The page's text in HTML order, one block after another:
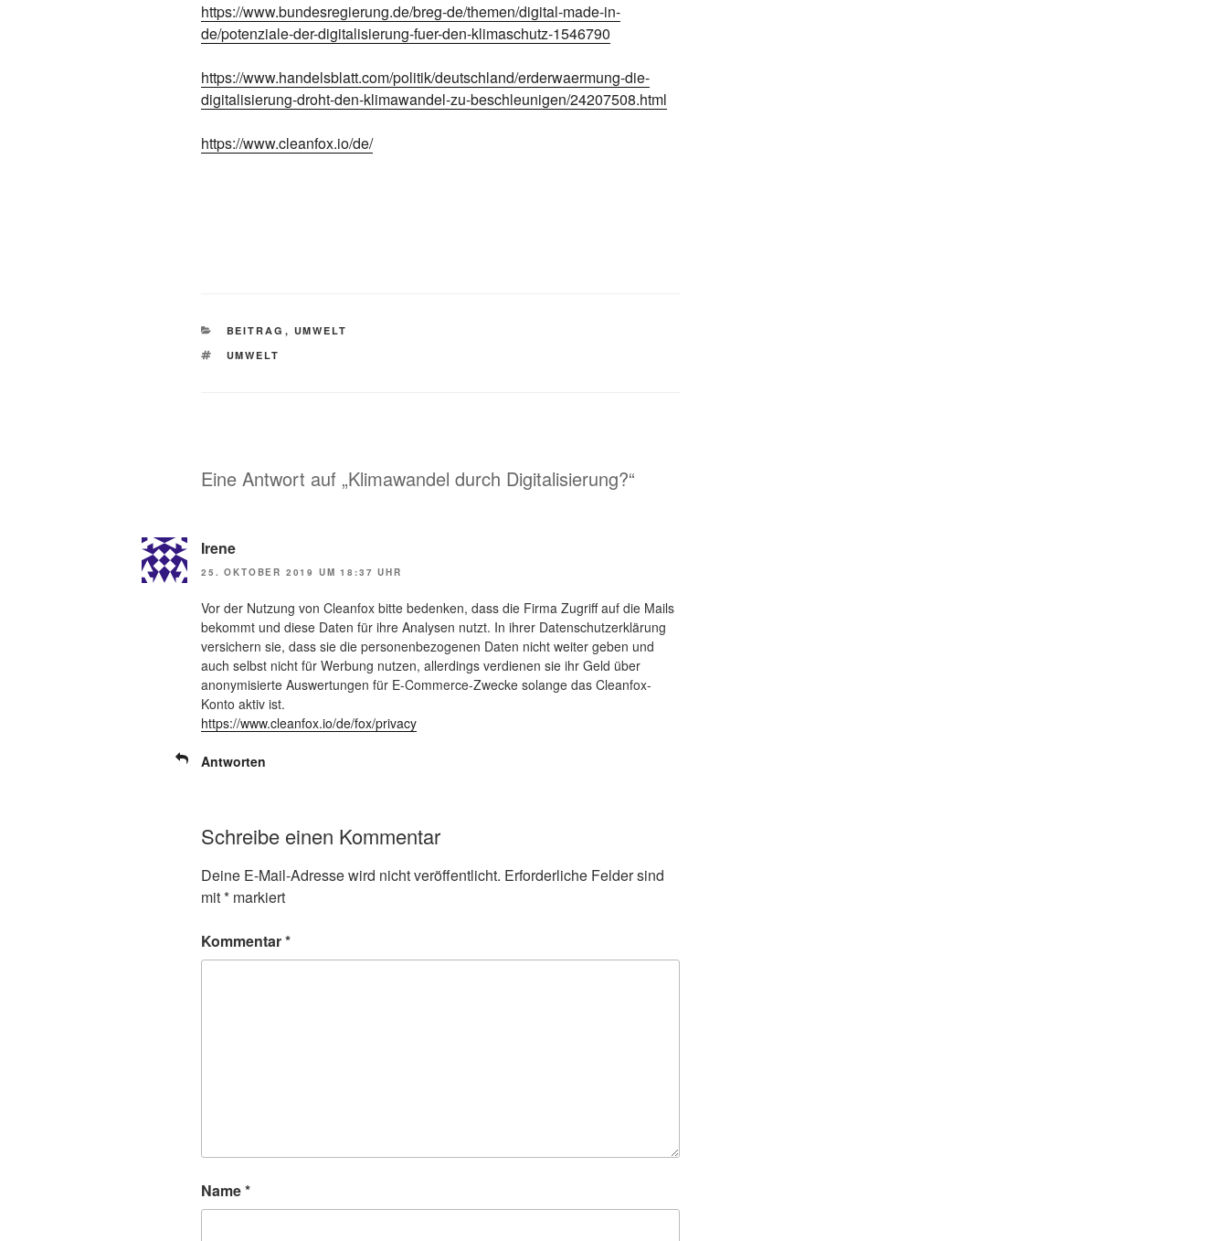
https://www.bundesregierung.de/breg-de/themen/digital-made-in-
de/potenziale-der-digitalisierung-fuer-den-klimaschutz-1546790
https://www.handelsblatt.com/politik/deutschland/erderwaermung-die-
digitalisierung-droht-den-klimawandel-zu-beschleunigen/24207508.html
https://www.cleanfox.io/de/
KATEGORIEN
BEITRAG , UMWELT
SCHLAGWÖRTER
UMWELT
Eine Antwort auf „Klimawandel durch Digitalisierung?“
Irene
25. OKTOBER 2019 UM 18:37 UHR
Vor der Nutzung von Cleanfox bitte bedenken, dass die Firma Zugriff auf die Mails
bekommt und diese Daten für ihre Analysen nutzt. In ihrer Datenschutzerklärung
versichern sie, dass sie die personenbezogenen Daten nicht weiter geben und
auch selbst nicht für Werbung nutzen, allerdings verdienen sie ihr Geld über
anonymisierte Auswertungen für E-Commerce-Zwecke solange das Cleanfox-
Konto aktiv ist.
https://www.cleanfox.io/de/fox/privacy
Antworten
Schreibe einen Kommentar
Deine E-Mail-Adresse wird nicht veröffentlicht. Erforderliche Felder sind
mit* markiert
Kommentar*
Name*